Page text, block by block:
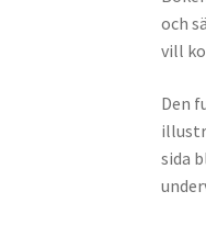
och
vill
Den
sida